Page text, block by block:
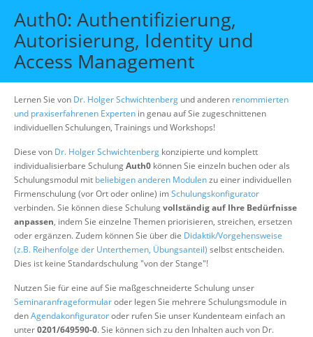
Individuelle Schulungen
Offene Seminare
Wissen
Über uns
Suche
Auth0: Authentifizierung,
Autorisierung, Identity und
Access Management
Lernen Sie von Dr. Holger Schwichtenberg und anderen renommierten
und praxiserfahrenen Experten in genau auf Sie zugeschnittenen
individuellen Schulungen, Trainings und Workshops!
Diese von Dr. Holger Schwichtenberg konzipierte und komplett
individualisierbare SchulungAuth0 können Sie einzeln buchen oder als
Schulungsmodul mit beliebigen anderen Modulenzu einer individuellen
Firmenschulung (vor Ort oder online) imSchulungskonfigurator
verbinden. Sie können diese Schulungvollständig auf Ihre Bedürfnisse
anpassen, indem Sie einzelne Themen priorisieren, streichen, ersetzen
oder ergänzen. Zudem können Sie über die Didaktik/Vorgehensweise
(z.B. Reihenfolge der Unterthemen, Übungsanteil) selbst entscheiden.
Dies ist keine Standardschulung "von der Stange"!
Nutzen Sie für eine auf Sie maßgeschneiderte Schulung unser
Seminaranfrageformularoder legen Sie mehrere Schulungsmodule in
denAgendakonfiguratoroder rufen Sie unser Kundenteam einfach an
unter0201/649590-0. Sie können sich zu den Inhalten auch von Dr.